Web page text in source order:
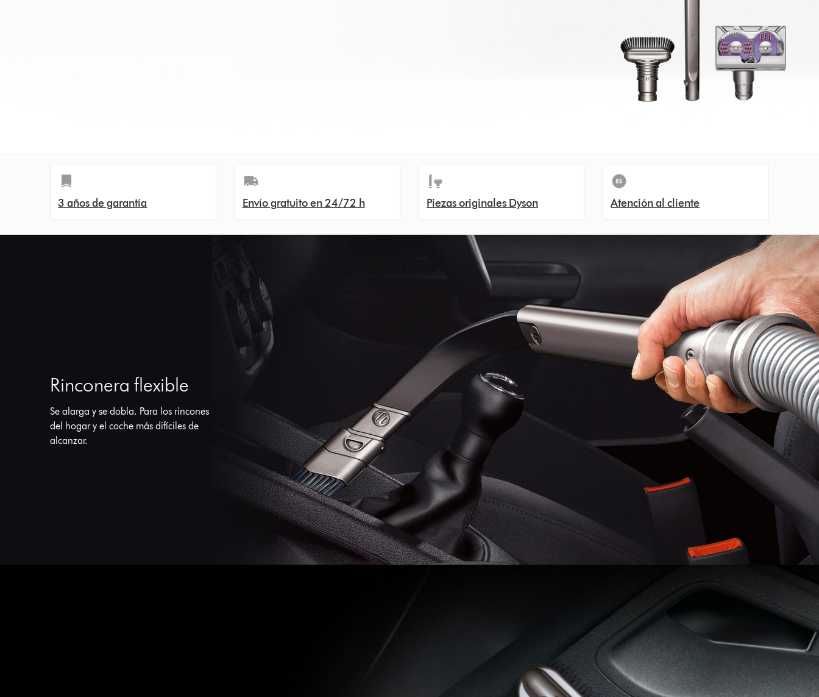
3 años de garantía Envío gratuito en 24/72 h Piezas originales Dyson Atención al cliente
Rinconera flexible
Se alarga y se dobla. Para los rincones
del hogar y el coche más difíciles de
alcanzar.